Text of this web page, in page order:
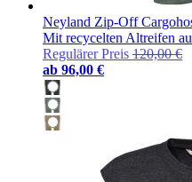
Neyland Zip-Off
Mit recycelten Altreifen
Regulärer Preis 120,00 €
ab 96,00 €